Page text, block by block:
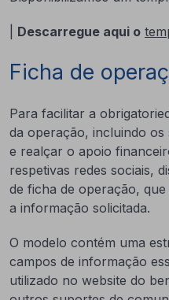
Descarregue aqui o
Ficha de
Para facilitar a
da operação, incluindo os
e realçar o apoio
respetivas redes sociais,
de ficha de operação,
a informação solicitada.
O modelo contém uma
campos de informação
utilizado no website do